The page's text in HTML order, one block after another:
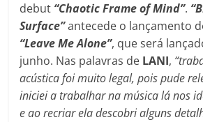
debut “Chaotic Frame of Mind”.
Surface”antecede o lançamento
“Leave Me Alone”, que será
junho. Nas palavras de LANI,
acústica foi muito legal, pois pude
iniciei a trabalhar na música lá nos
e ao recriar ela descobri alguns